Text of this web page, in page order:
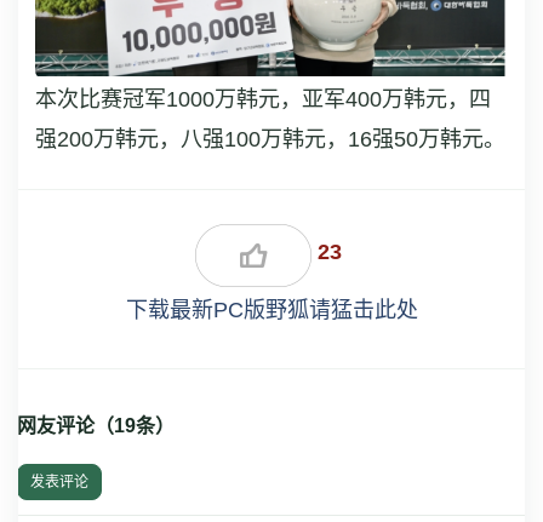
本次比赛冠军1000万韩元，亚军400万韩元，四
强200万韩元，八强100万韩元，16强50万韩元。
23
下载最新PC版野狐请猛击此处
网友评论（19条）
发表评论